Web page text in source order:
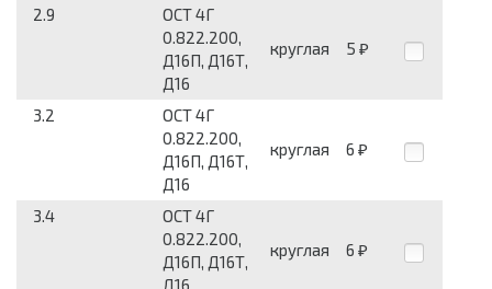
2.9
ОСТ 4Г
0.822.200,
Д16П, Д16Т,
Д16
круглая 5 ₽
3.2
ОСТ 4Г
0.822.200,
Д16П, Д16Т,
Д16
круглая 6 ₽
3.4
ОСТ 4Г
0.822.200,
Д16П, Д16Т,
Д16
круглая 6 ₽